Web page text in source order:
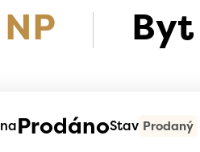
Byt
ProdánoStav Prodaný